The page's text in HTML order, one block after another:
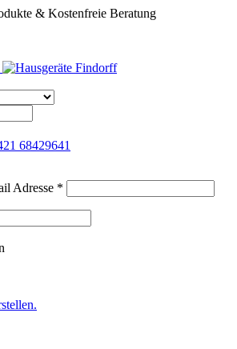
& Kostenfreie Beratung
68429641
Adresse *